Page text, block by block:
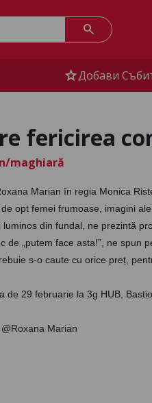
search
starДобави
fericirea
maghiară
Marian în regia Monica
din fundal, ne prezintă
„putem face asta!”, ne spun
s-o caute cu orice preț,
29 februarie la 3g HUB,
Marian